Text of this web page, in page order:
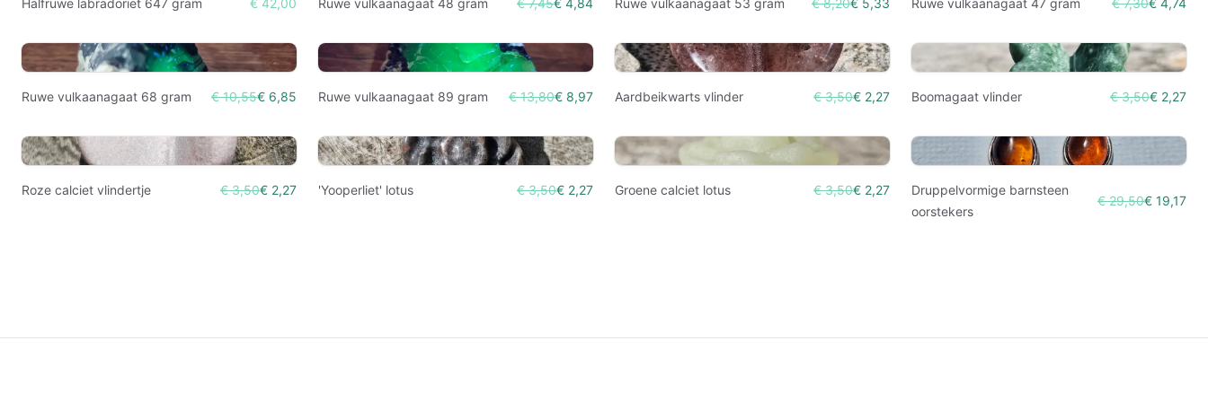
Halfruwe labradoriet 647 gram € 42,00 Ruwe vulkaanagaat 48 gram € 7,45€ 4,84 Ruwe vulkaanagaat 53 gram € 8,20€ 5,33 Ruwe vulkaanagaat 47 gram € 7,30€ 4,74
Ruwe vulkaanagaat 68 gram € 10,55€ 6,85 Ruwe vulkaanagaat 89 gram € 13,80€ 8,97 Aardbeikwarts vlinder € 3,50€ 2,27 Boomagaat vlinder € 3,50€ 2,27
Roze calciet vlindertje € 3,50€ 2,27 'Yooperliet' lotus € 3,50€ 2,27 Groene calciet lotus € 3,50€ 2,27
Druppelvormige barnsteen
oorstekers
€ 29,50€ 19,17